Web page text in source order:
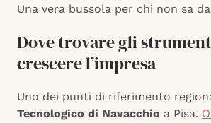
Una vera bussola per chi non sa
Dove trovare gli
crescere l’impresa
Uno dei punti di riferimento
Tecnologico di Navacchio a Pisa.